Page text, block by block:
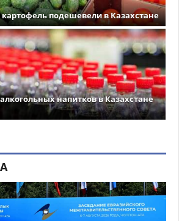
картофель подешевели в Казахстане
напитков в Казахстане